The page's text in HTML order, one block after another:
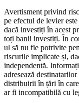
Avertisment privind
pe efectul de levier
dacă investiți în acest
toți banii investiți. În
ul să nu fie potrivite
riscurile implicate și,
independentă.
adresează
distribuirii în țări în
ar fi incompatibilă cu